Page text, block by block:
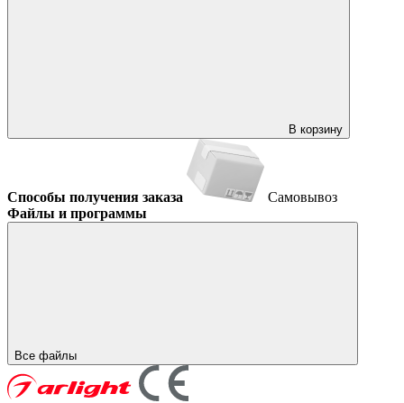
В корзину
Способы получения заказа
Самовывоз
Файлы и программы
Все файлы